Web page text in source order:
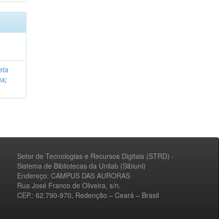
;
Setor de Tecnologias e Recursos Digitais (STRD) -
Sistema de Bibliotecas da Unilab (Sibiuni)
Endereço: CAMPUS DAS AURORAS
Rua José Franco de Oliveira, s/n,
CEP.: 62.790-970, Redenção – Ceará – Brasil